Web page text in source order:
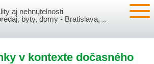
aj nehnutelnosti
byty, domy - Bratislava, ..
v kontexte dočasného